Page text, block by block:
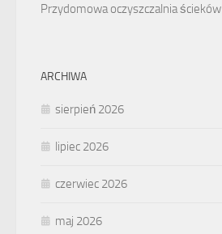
Przydomowa oczyszczalnia ścieków
ARCHIWA
sierpień 2026
lipiec 2026
czerwiec 2026
maj 2026